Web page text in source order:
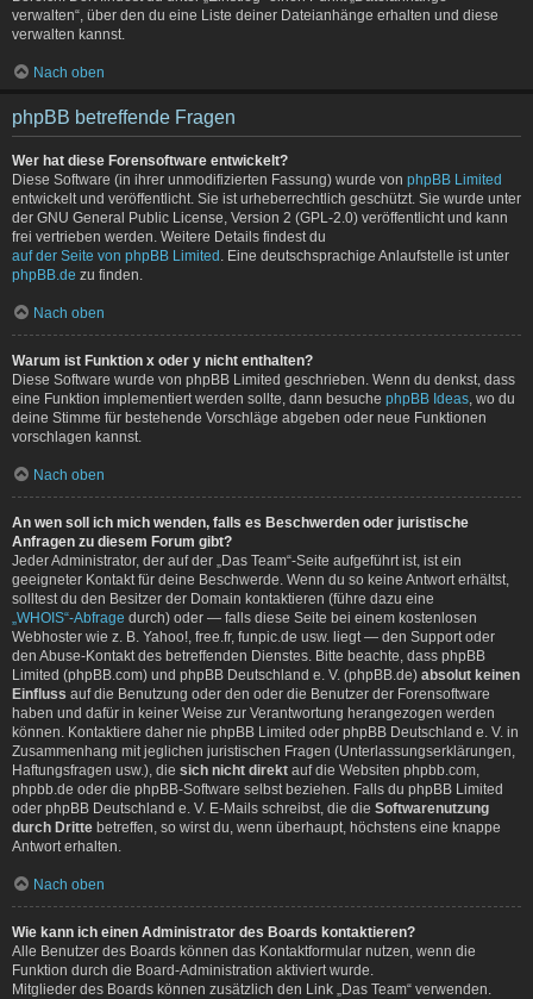
verwalten“, über den du eine Liste deiner Dateianhänge erhalten und diese
verwalten kannst.
Nach oben
phpBB betreffende Fragen
Wer hat diese Forensoftware entwickelt?
Diese Software (in ihrer unmodifizierten Fassung) wurde von phpBB Limited
entwickelt und veröffentlicht. Sie ist urheberrechtlich geschützt. Sie wurde unter
der GNU General Public License, Version 2 (GPL-2.0) veröffentlicht und kann
frei vertrieben werden. Weitere Details findest du
auf der Seite von phpBB Limited . Eine deutschsprachige Anlaufstelle ist unter
phpBB.de zu finden.
Nach oben
Warum ist Funktion x oder y nicht enthalten?
Diese Software wurde von phpBB Limited geschrieben. Wenn du denkst, dass
eine Funktion implementiert werden sollte, dann besuche phpBB Ideas , wo du
deine Stimme für bestehende Vorschläge abgeben oder neue Funktionen
vorschlagen kannst.
Nach oben
An wen soll ich mich wenden, falls es Beschwerden oder juristische
Anfragen zu diesem Forum gibt?
Jeder Administrator, der auf der „Das Team“-Seite aufgeführt ist, ist ein
geeigneter Kontakt für deine Beschwerde. Wenn du so keine Antwort erhältst,
solltest du den Besitzer der Domain kontaktieren (führe dazu eine
„WHOIS“-Abfrage durch) oder — falls diese Seite bei einem kostenlosen
Webhoster wie z. B. Yahoo!, free.fr, funpic.de usw. liegt — den Support oder
den Abuse-Kontakt des betreffenden Dienstes. Bitte beachte, dass phpBB
Limited (phpBB.com) und phpBB Deutschland e. V. (phpBB.de) absolut keinen
Einfluss auf die Benutzung oder den oder die Benutzer der Forensoftware
haben und dafür in keiner Weise zur Verantwortung herangezogen werden
können. Kontaktiere daher nie phpBB Limited oder phpBB Deutschland e. V. in
Zusammenhang mit jeglichen juristischen Fragen (Unterlassungserklärungen,
Haftungsfragen usw.), die sich nicht direkt auf die Websiten phpbb.com,
phpbb.de oder die phpBB-Software selbst beziehen. Falls du phpBB Limited
oder phpBB Deutschland e. V. E-Mails schreibst, die die Softwarenutzung
durch Dritte betreffen, so wirst du, wenn überhaupt, höchstens eine knappe
Antwort erhalten.
Nach oben
Wie kann ich einen Administrator des Boards kontaktieren?
Alle Benutzer des Boards können das Kontaktformular nutzen, wenn die
Funktion durch die Board-Administration aktiviert wurde.
Mitglieder des Boards können zusätzlich den Link „Das Team“ verwenden.